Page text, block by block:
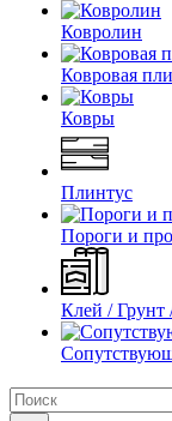
Ковролин
Ковровая
Ковры
Плинтус
Пороги и
Клей / Грунт